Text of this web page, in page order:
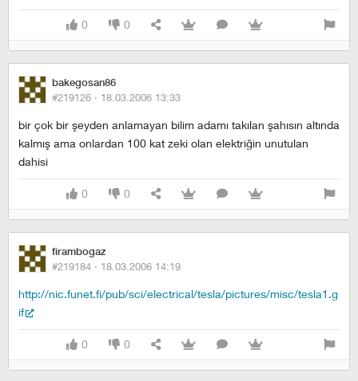
0 0
bakegosan86
#219126 · 18.03.2006 13:33
bir çok bir şeyden anlamayan bilim adamı takılan şahısın altında
kalmış ama onlardan 100 kat zeki olan elektriğin unutulan
dahisi
0 0
firambogaz
#219184 · 18.03.2006 14:19
http://nic.funet.fi/pub/sci/electrical/tesla/pictures/misc/tesla1.g
if
0 0